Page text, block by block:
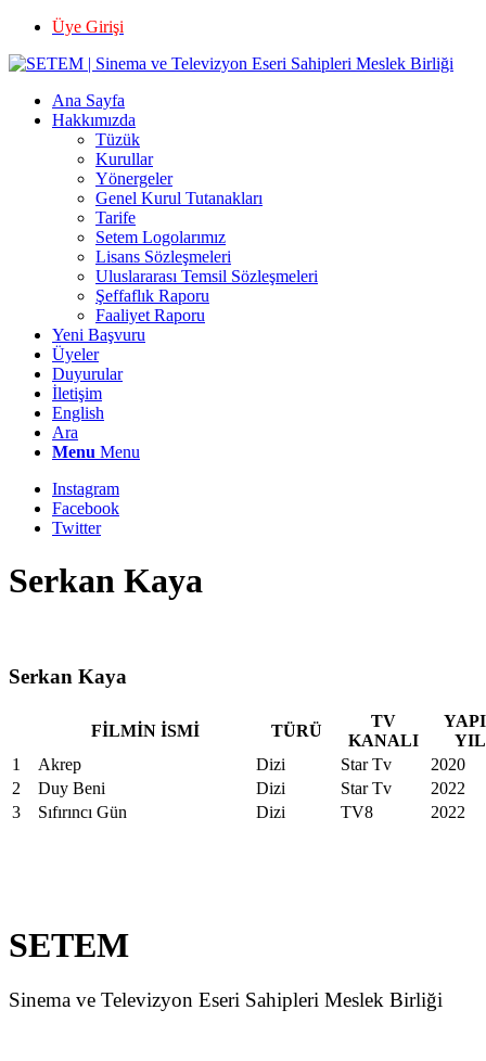
Üye Girişi
Ana Sayfa
Hakkımızda
Tüzük
Kurullar
Yönergeler
Genel Kurul Tutanakları
Tarife
Setem Logolarımız
Lisans Sözleşmeleri
Uluslararası Temsil Sözleşmeleri
Şeffaflık Raporu
Faaliyet Raporu
Yeni Başvuru
Üyeler
Duyurular
İletişim
English
Ara
Menu Menu
Instagram
Facebook
Twitter
Serkan Kaya
Serkan Kaya
FİLMİN İSMİ TÜRÜ
TV
KANALI
1
Akrep Dizi Star Tv
2020
2
Duy Beni Dizi Star Tv
2022
3
Sıfırıncı Gün Dizi TV8 2022
SETEM
Sinema ve Televizyon Eseri Sahipleri Meslek Birliği